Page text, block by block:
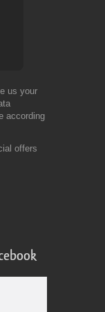
us your
according
offers